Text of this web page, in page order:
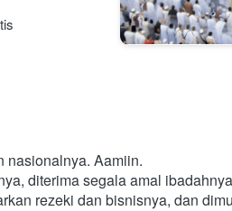
nasionalnya. Aamiin.
diterima segala amal
rezeki dan bisnisnya, dan